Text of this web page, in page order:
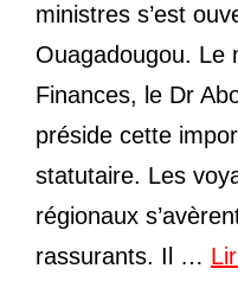
ministres s’est
Ouagadougou. Le
Finances, le Dr
préside cette
statutaire. Les
régionaux
rassurants. Il …